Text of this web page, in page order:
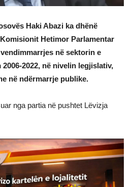
Haki Abazi ka dhënë
Hetimor Parlamentar
në sektorin e
2022, në nivelin legjislativ,
në ndërmarrje publike.
nga partia në pushtet Lëvizja